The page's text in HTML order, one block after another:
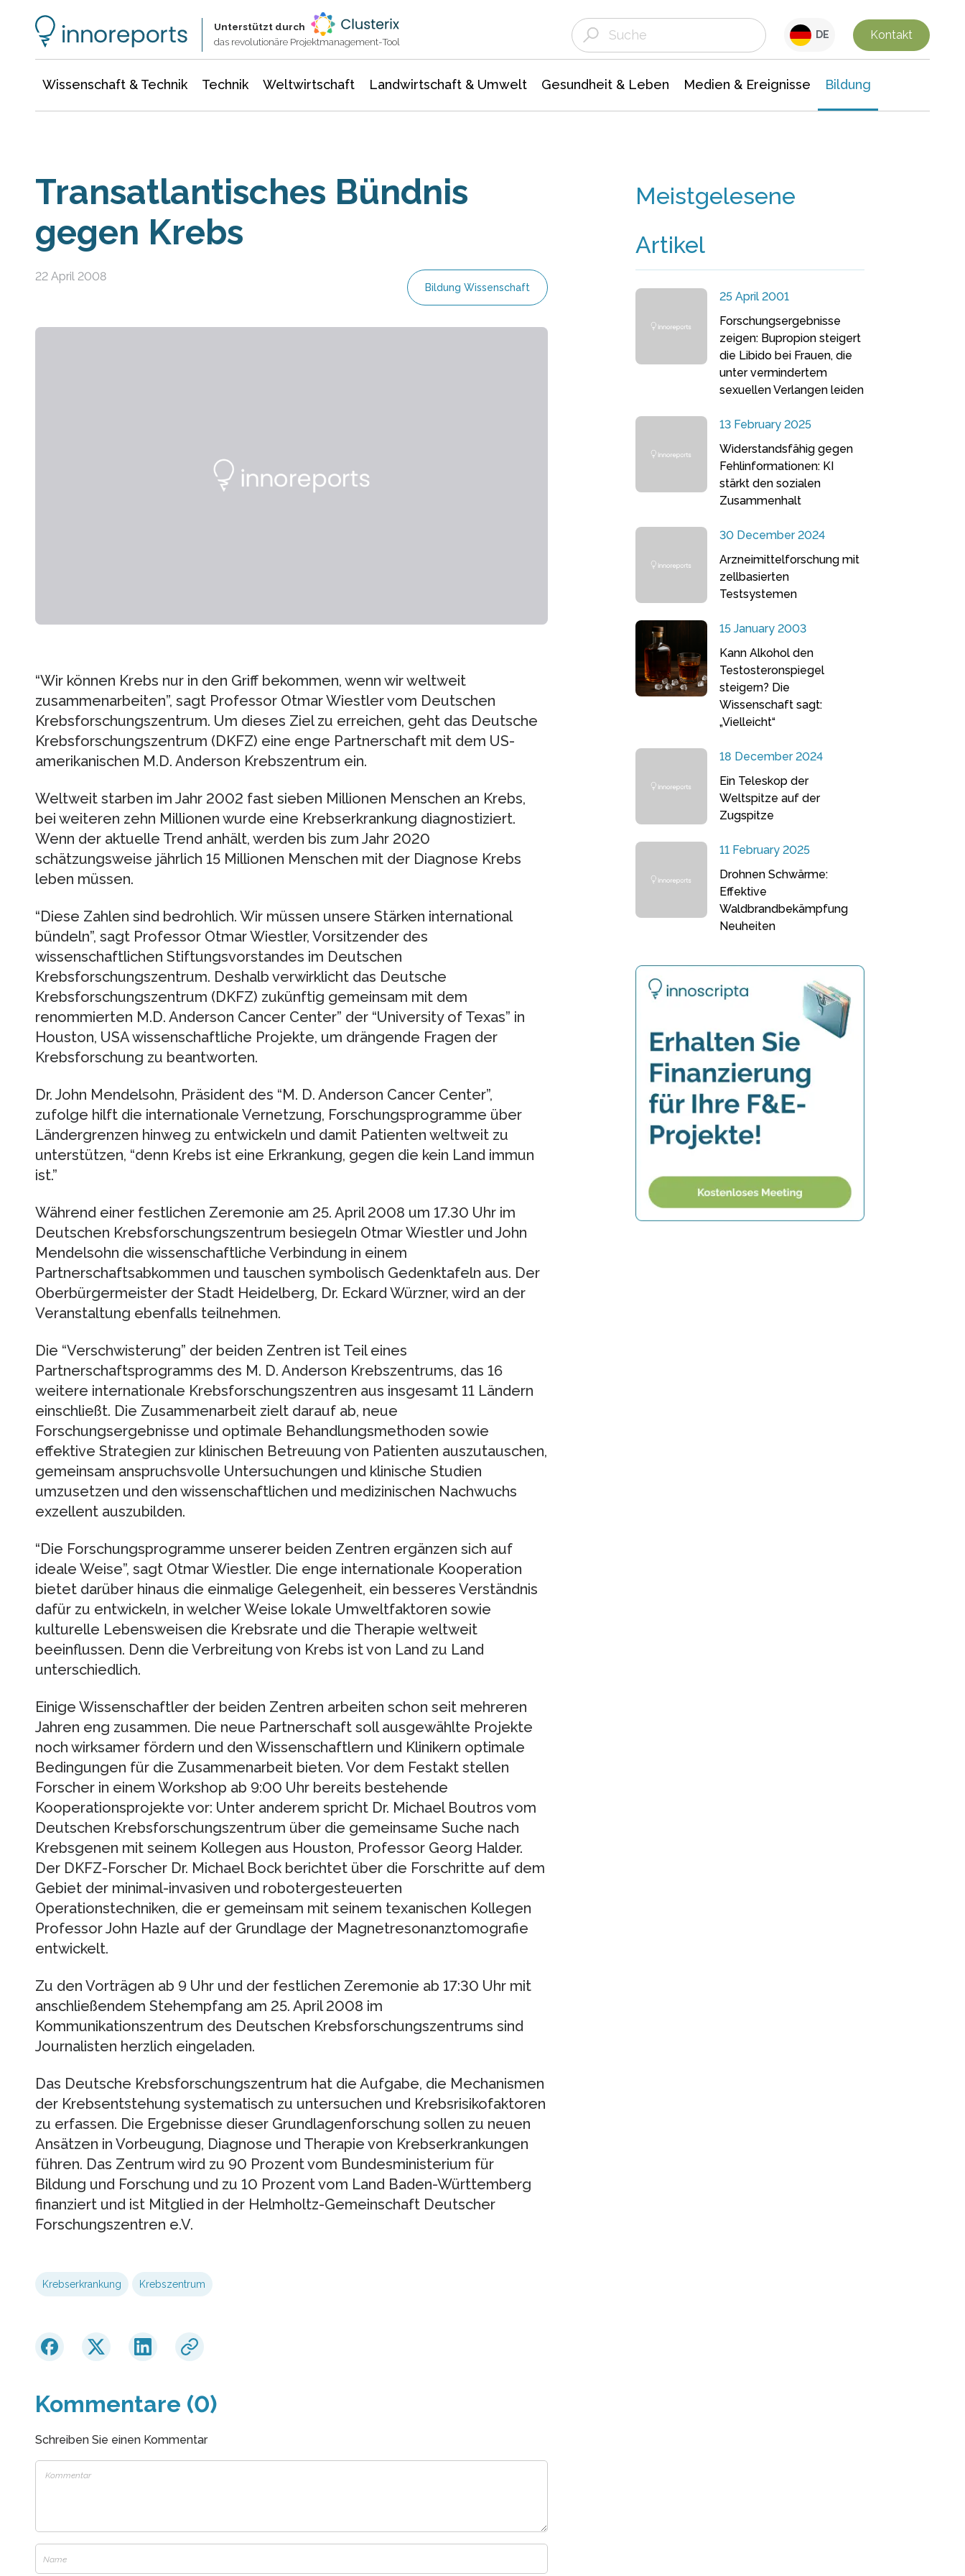
Unterstützt durch
das revolutionäre Projektmanagement-Tool
DE Kontakt
Wissenschaft & Technik Technik Weltwirtschaft Landwirtschaft & Umwelt Gesundheit & Leben Medien & Ereignisse Bildung
Transatlantisches Bündnis
gegen Krebs
22 April 2008
Bildung Wissenschaft
“Wir können Krebs nur in den Griff bekommen, wenn wir weltweit
zusammenarbeiten”, sagt Professor Otmar Wiestler vom Deutschen
Krebsforschungszentrum. Um dieses Ziel zu erreichen, geht das Deutsche
Krebsforschungszentrum (DKFZ) eine enge Partnerschaft mit dem US-
amerikanischen M.D. Anderson Krebszentrum ein.
Weltweit starben im Jahr 2002 fast sieben Millionen Menschen an Krebs,
bei weiteren zehn Millionen wurde eine Krebserkrankung diagnostiziert.
Wenn der aktuelle Trend anhält, werden bis zum Jahr 2020
schätzungsweise jährlich 15 Millionen Menschen mit der Diagnose Krebs
leben müssen.
“Diese Zahlen sind bedrohlich. Wir müssen unsere Stärken international
bündeln”, sagt Professor Otmar Wiestler, Vorsitzender des
wissenschaftlichen Stiftungsvorstandes im Deutschen
Krebsforschungszentrum. Deshalb verwirklicht das Deutsche
Krebsforschungszentrum (DKFZ) zukünftig gemeinsam mit dem
renommierten M.D. Anderson Cancer Center” der “University of Texas” in
Houston, USA wissenschaftliche Projekte, um drängende Fragen der
Krebsforschung zu beantworten.
Dr. John Mendelsohn, Präsident des “M. D. Anderson Cancer Center”,
zufolge hilft die internationale Vernetzung, Forschungsprogramme über
Ländergrenzen hinweg zu entwickeln und damit Patienten weltweit zu
unterstützen, “denn Krebs ist eine Erkrankung, gegen die kein Land immun
ist.”
Während einer festlichen Zeremonie am 25. April 2008 um 17.30 Uhr im
Deutschen Krebsforschungszentrum besiegeln Otmar Wiestler und John
Mendelsohn die wissenschaftliche Verbindung in einem
Partnerschaftsabkommen und tauschen symbolisch Gedenktafeln aus. Der
Oberbürgermeister der Stadt Heidelberg, Dr. Eckard Würzner, wird an der
Veranstaltung ebenfalls teilnehmen.
Die “Verschwisterung” der beiden Zentren ist Teil eines
Partnerschaftsprogramms des M. D. Anderson Krebszentrums, das 16
weitere internationale Krebsforschungszentren aus insgesamt 11 Ländern
einschließt. Die Zusammenarbeit zielt darauf ab, neue
Forschungsergebnisse und optimale Behandlungsmethoden sowie
effektive Strategien zur klinischen Betreuung von Patienten auszutauschen,
gemeinsam anspruchsvolle Untersuchungen und klinische Studien
umzusetzen und den wissenschaftlichen und medizinischen Nachwuchs
exzellent auszubilden.
“Die Forschungsprogramme unserer beiden Zentren ergänzen sich auf
ideale Weise”, sagt Otmar Wiestler. Die enge internationale Kooperation
bietet darüber hinaus die einmalige Gelegenheit, ein besseres Verständnis
dafür zu entwickeln, in welcher Weise lokale Umweltfaktoren sowie
kulturelle Lebensweisen die Krebsrate und die Therapie weltweit
beeinflussen. Denn die Verbreitung von Krebs ist von Land zu Land
unterschiedlich.
Einige Wissenschaftler der beiden Zentren arbeiten schon seit mehreren
Jahren eng zusammen. Die neue Partnerschaft soll ausgewählte Projekte
noch wirksamer fördern und den Wissenschaftlern und Klinikern optimale
Bedingungen für die Zusammenarbeit bieten. Vor dem Festakt stellen
Forscher in einem Workshop ab 9:00 Uhr bereits bestehende
Kooperationsprojekte vor: Unter anderem spricht Dr. Michael Boutros vom
Deutschen Krebsforschungszentrum über die gemeinsame Suche nach
Krebsgenen mit seinem Kollegen aus Houston, Professor Georg Halder.
Der DKFZ-Forscher Dr. Michael Bock berichtet über die Forschritte auf dem
Gebiet der minimal-invasiven und robotergesteuerten
Operationstechniken, die er gemeinsam mit seinem texanischen Kollegen
Professor John Hazle auf der Grundlage der Magnetresonanztomografie
entwickelt.
Zu den Vorträgen ab 9 Uhr und der festlichen Zeremonie ab 17:30 Uhr mit
anschließendem Stehempfang am 25. April 2008 im
Kommunikationszentrum des Deutschen Krebsforschungszentrums sind
Journalisten herzlich eingeladen.
Das Deutsche Krebsforschungszentrum hat die Aufgabe, die Mechanismen
der Krebsentstehung systematisch zu untersuchen und Krebsrisikofaktoren
zu erfassen. Die Ergebnisse dieser Grundlagenforschung sollen zu neuen
Ansätzen in Vorbeugung, Diagnose und Therapie von Krebserkrankungen
führen. Das Zentrum wird zu 90 Prozent vom Bundesministerium für
Bildung und Forschung und zu 10 Prozent vom Land Baden-Württemberg
finanziert und ist Mitglied in der Helmholtz-Gemeinschaft Deutscher
Forschungszentren e.V.
Krebserkrankung Krebszentrum
Kommentare (0)
Schreiben Sie einen Kommentar
Meistgelesene
Artikel
25 April 2001
Forschungsergebnisse
zeigen: Bupropion steigert
die Libido bei Frauen, die
unter vermindertem
sexuellen Verlangen leiden
13 February 2025
Widerstandsfähig gegen
Fehlinformationen: KI
stärkt den sozialen
Zusammenhalt
30 December 2024
Arzneimittelforschung mit
zellbasierten
Testsystemen
15 January 2003
Kann Alkohol den
Testosteronspiegel
steigern? Die
Wissenschaft sagt:
„Vielleicht“
18 December 2024
Ein Teleskop der
Weltspitze auf der
Zugspitze
11 February 2025
Drohnen Schwärme:
Effektive
Waldbrandbekämpfung
Neuheiten